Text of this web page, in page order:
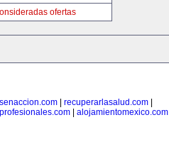
ofertas
recuperarlasalud.com
alojamientomexico.com